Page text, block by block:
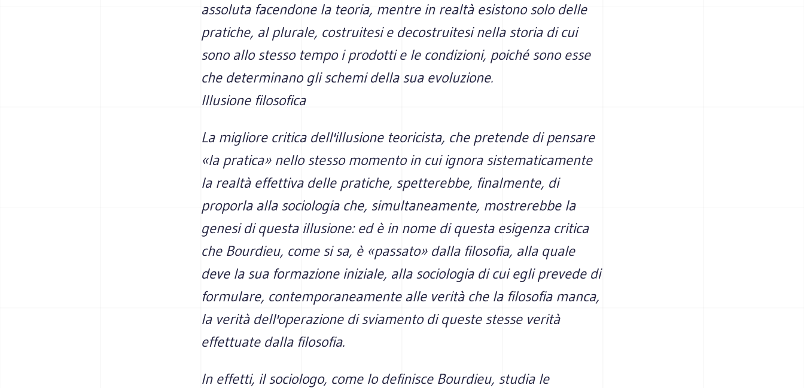
assoluta facendone la teoria, mentre in realtà esistono solo delle
pratiche, al plurale, costruitesi e decostruitesi nella storia di cui
sono allo stesso tempo i prodotti e le condizioni, poiché sono esse
che determinano gli schemi della sua evoluzione.
Illusione filosofica
La migliore critica dell'illusione teoricista, che pretende di pensare
«la pratica» nello stesso momento in cui ignora sistematicamente
la realtà effettiva delle pratiche, spetterebbe, finalmente, di
proporla alla sociologia che, simultaneamente, mostrerebbe la
genesi di questa illusione: ed è in nome di questa esigenza critica
che Bourdieu, come si sa, è «passato» dalla filosofia, alla quale
deve la sua formazione iniziale, alla sociologia di cui egli prevede di
formulare, contemporaneamente alle verità che la filosofia manca,
la verità dell'operazione di sviamento di queste stesse verità
effettuate dalla filosofia.
In effetti, il sociologo, come lo definisce Bourdieu, studia le